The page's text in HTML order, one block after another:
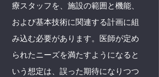
療スタッフを、施設の範囲と機能、
および基本技術に関連する計画に組
み込む必要があります。医師が定め
られたニーズを満たすようになると
いう想定は、誤った期待になりつつ